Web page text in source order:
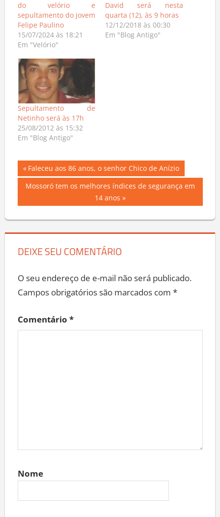
do velório e
sepultamento do jovem
Felipe Paulino
15/07/2024 às 18:21
Em "Velório"
David será nesta
quarta (12), às 9 horas
12/12/2018 às 00:30
Em "Blog Antigo"
Sepultamento de
Netinho será às 17h
25/08/2012 às 15:32
Em "Blog Antigo"
Navegação
de
Post
Previous
Post:
Faleceu aos 86 anos, o senhor Chico de Anízio
Next
Mossoró tem os melhores índices de segurança em
14 anos
DEIXE SEU COMENTÁRIO
O seu endereço de e-mail não será publicado.
Campos obrigatórios são marcados com *
Comentário *
Nome